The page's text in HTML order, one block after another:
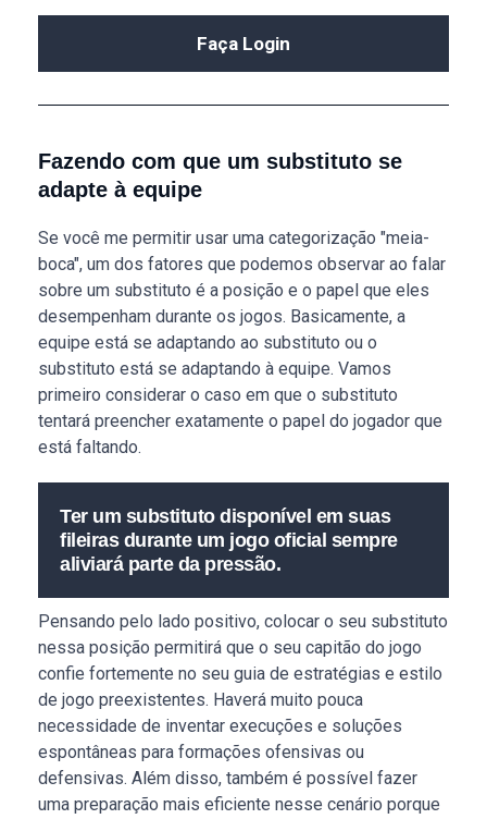
Faça Login
Fazendo com que um substituto se
adapte à equipe
Se você me permitir usar uma categorização "meia-
boca", um dos fatores que podemos observar ao falar
sobre um substituto é a posição e o papel que eles
desempenham durante os jogos. Basicamente, a
equipe está se adaptando ao substituto ou o
substituto está se adaptando à equipe. Vamos
primeiro considerar o caso em que o substituto
tentará preencher exatamente o papel do jogador que
está faltando.
Ter um substituto disponível em suas
fileiras durante um jogo oficial sempre
aliviará parte da pressão.
Pensando pelo lado positivo, colocar o seu substituto
nessa posição permitirá que o seu capitão do jogo
confie fortemente no seu guia de estratégias e estilo
de jogo preexistentes. Haverá muito pouca
necessidade de inventar execuções e soluções
espontâneas para formações ofensivas ou
defensivas. Além disso, também é possível fazer
uma preparação mais eficiente nesse cenário porque